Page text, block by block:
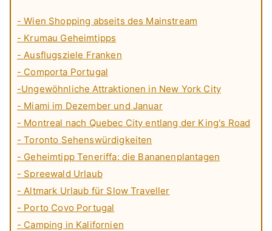
- Wien Shopping abseits des Mainstream
- Krumau Geheimtipps
- Ausflugsziele Franken
- Comporta Portugal
-Ungewöhnliche Attraktionen in New York City
- Miami im Dezember und Januar
- Montreal nach Quebec City entlang der King's Road
- Toronto Sehenswürdigkeiten
- Geheimtipp Teneriffa: die Bananenplantagen
- Spreewald Urlaub
- Altmark Urlaub für Slow Traveller
- Porto Covo Portugal
- Camping in Kalifornien